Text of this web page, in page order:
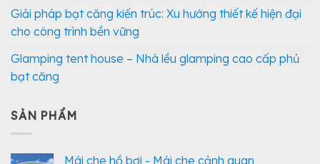
Giải pháp bạt căng kiến trúc: Xu hướng thiết kế hiện đại
cho công trình bền vững
Glamping tent house – Nhà lều glamping cao cấp phủ
bạt căng
SẢN PHẨM
Mái che hồ bơi - Mái che cảnh quan